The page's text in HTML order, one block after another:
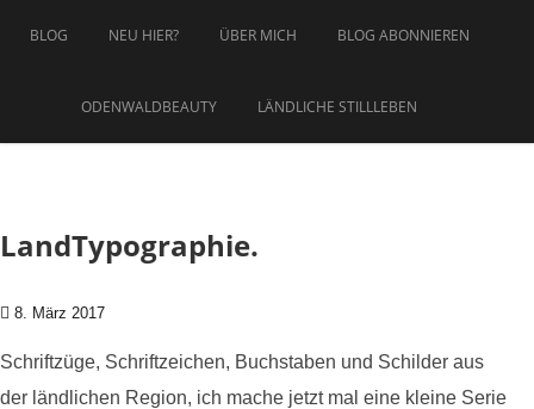
BLOG
NEU HIER? ÜBER MICH BLOG ABONNIEREN
ODENWALDBEAUTY LÄNDLICHE STILLLEBEN
LandTypographie.
8. März 2017
Schriftzüge, Schriftzeichen, Buchstaben und Schilder aus
der ländlichen Region, ich mache jetzt mal eine kleine Serie